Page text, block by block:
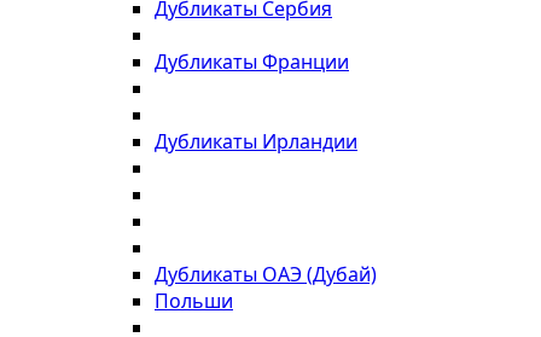
Дубликаты Сербия
Дубликаты Франции
Дубликаты Ирландии
Дубликаты ОАЭ (Дубай)
Польши